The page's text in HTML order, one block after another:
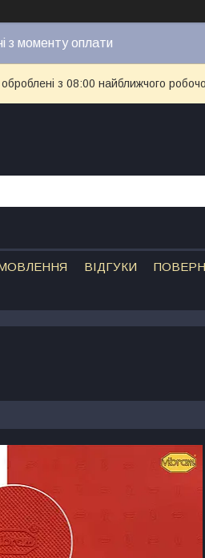
з моменту оплати
з 08:00 найближчого
ВІДГУКИ